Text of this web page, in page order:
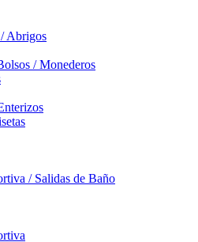
Abrigos
/ Monederos
/ Salidas de Baño